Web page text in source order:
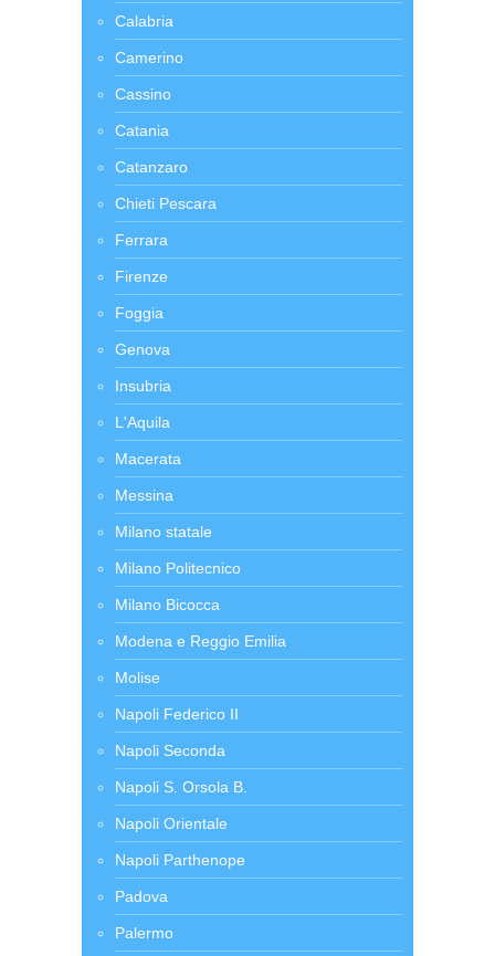
Calabria
Camerino
Cassino
Catania
Catanzaro
Chieti Pescara
Ferrara
Firenze
Foggia
Genova
Insubria
L'Aquila
Macerata
Messina
Milano statale
Milano Politecnico
Milano Bicocca
Modena e Reggio Emilia
Molise
Napoli Federico II
Napoli Seconda
Napoli S. Orsola B.
Napoli Orientale
Napoli Parthenope
Padova
Palermo